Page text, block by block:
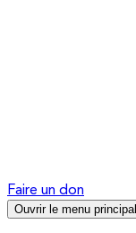
Faire un don
Ouvrir le menu principal